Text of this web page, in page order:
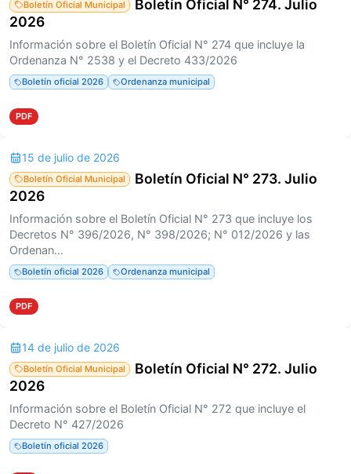
Boletín Oficial Municipal
Boletín Oficial N° 274. Julio
2026
Información sobre el Boletín Oficial N° 274 que incluye la
Ordenanza N° 2538 y el Decreto 433/2026
Boletín oficial 2026 Ordenanza municipal
PDF
15 de julio de 2026
Boletín Oficial Municipal
Boletín Oficial N° 273. Julio
2026
Información sobre el Boletín Oficial N° 273 que incluye los
Decretos N° 396/2026, N° 398/2026; N° 012/2026 y las
Ordenan...
Boletín oficial 2026 Ordenanza municipal
PDF
14 de julio de 2026
Boletín Oficial Municipal
Boletín Oficial N° 272. Julio
2026
Información sobre el Boletín Oficial N° 272 que incluye el
Decreto N° 427/2026
Boletín oficial 2026